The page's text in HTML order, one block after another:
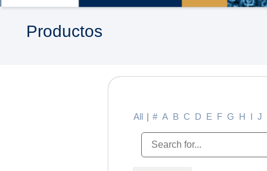
Productos
All | # A B C D E F G H I J